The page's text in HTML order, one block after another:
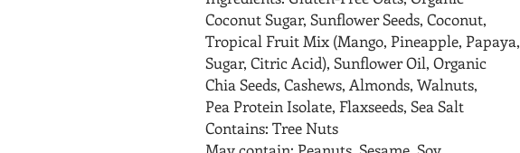
Coconut Sugar, Sunflower Seeds, Coconut,
Tropical Fruit Mix (Mango, Pineapple, Papaya,
Sugar, Citric Acid), Sunflower Oil, Organic
Chia Seeds, Cashews, Almonds, Walnuts,
Pea Protein Isolate, Flaxseeds, Sea Salt
Contains: Tree Nuts